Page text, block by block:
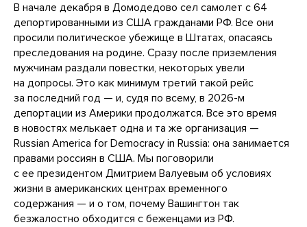
В начале декабря в Домодедово сел самолет с 64
депортированными из США гражданами РФ. Все они
просили политическое убежище в Штатах, опасаясь
преследования на родине. Сразу после приземления
мужчинам раздали повестки, некоторых увели
на допросы. Это как минимум третий такой рейс
за последний год — и, судя по всему, в 2026-м
депортации из Америки продолжатся. Все это время
в новостях мелькает одна и та же организация —
Russian America for Democracy in Russia: она занимается
правами россиян в США. Мы поговорили
с ее президентом Дмитрием Валуевым об условиях
жизни в американских центрах временного
содержания — и о том, почему Вашингтон так
безжалостно обходится с беженцами из РФ.